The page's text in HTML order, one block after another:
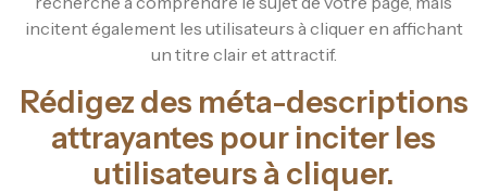
incitent également les utilisateurs à cliquer en affichant
un titre clair et attractif.
Rédigez des méta-descriptions
attrayantes pour inciter les
utilisateurs à cliquer.